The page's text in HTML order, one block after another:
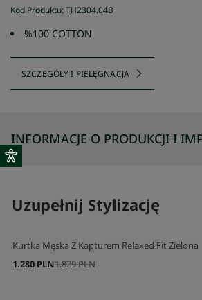
Kod Produktu:TH2304.04B
%100 COTTON
SZCZEGÓŁY I PIELĘGNACJA
INFORMACJE O PRODUKCJI I
Uzupełnij Stylizację
Kurtka Męska Z Kapturem Relaxed Fit Zielona
1.829 PLN
1.280 PLN